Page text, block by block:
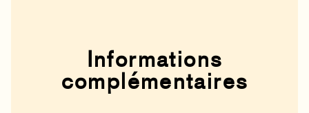
Informations
complémentaires